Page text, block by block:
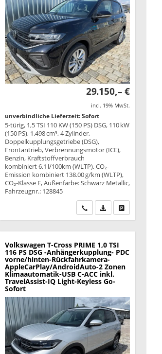
drucken
oder vergleichen
drucken
oder vergleichen
29.150,– €
incl. 19% MwSt.
unverbindliche Lieferzeit: Sofort
5-türig, 1,5 TSI 110 KW (150 PS) DSG, 110 kW
(150 PS), 1.498 cm³, 4 Zylinder,
Doppelkupplungsgetriebe (DSG),
Frontantrieb, Verbrennungsmotor (ICE),
Benzin, Kraftstoffverbrauch
kombiniert 6,1 l/100km (WLTP), CO₂-
Emission kombiniert 138.00 g/km (WLTP),
CO₂-Klasse E, Außenfarbe: Schwarz Metallic,
Fahrzeugnr.: 128845
Wir rufen Sie an
PDF-Datei,Drucken,
Volkswagen T-Cross PRIME 1,0 TSI
116 PS DSG -Anhängerkupplung- PDC
vorne/hinten-Rückfahrkamera-
AppleCarPlay/AndroidAuto-2 Zonen
Klimaautomatik-USB C-ACC inkl.
TravelAssist-IQ Light-Keyless Go-
Sofort